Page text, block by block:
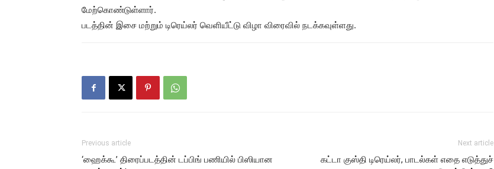
மேற்கொண்டுள்ளார்.
படத்தின் இசை மற்றும் டிரெய்லர் வெளியீட்டு விழா விரைவில் நடக்கவுள்ளது.
Previous article
‘ஹைக்கூ’ திரைப்படத்தின் டப்பிங் பணியில் பிஸியான
Next article
கட்டா குஸ்தி டிரெய்லர், பாடல்கள் எதை எடுத்துச்